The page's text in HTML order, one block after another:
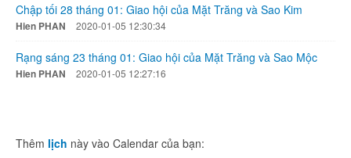
Chập tối 28 tháng 01: Giao hội của Mặt Trăng và Sao Kim
Hien PHAN 2020-01-05 12:30:34
Rạng sáng 23 tháng 01: Giao hội của Mặt Trăng và Sao Mộc
Hien PHAN 2020-01-05 12:27:16
Thêm lịch này vào Calendar của bạn: